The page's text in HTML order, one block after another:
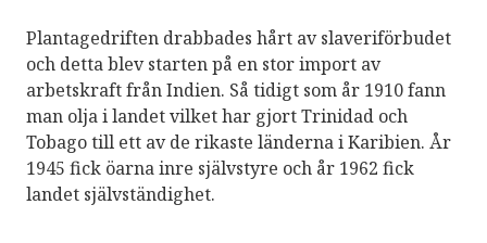
Plantagedriften drabbades hårt av slaveriförbudet
och detta blev starten på en stor import av
arbetskraft från Indien. Så tidigt som år 1910 fann
man olja i landet vilket har gjort Trinidad och
Tobago till ett av de rikaste länderna i Karibien. År
1945 fick öarna inre självstyre och år 1962 fick
landet självständighet.